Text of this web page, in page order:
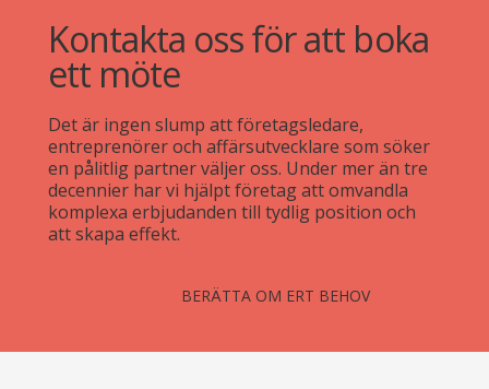
Kontakta oss för att boka
ett möte
Det är ingen slump att företagsledare,
entreprenörer och affärsutvecklare som söker
en pålitlig partner väljer oss. Under mer än tre
decennier har vi hjälpt företag att omvandla
komplexa erbjudanden till tydlig position och
att skapa effekt.
BERÄTTA OM ERT BEHOV